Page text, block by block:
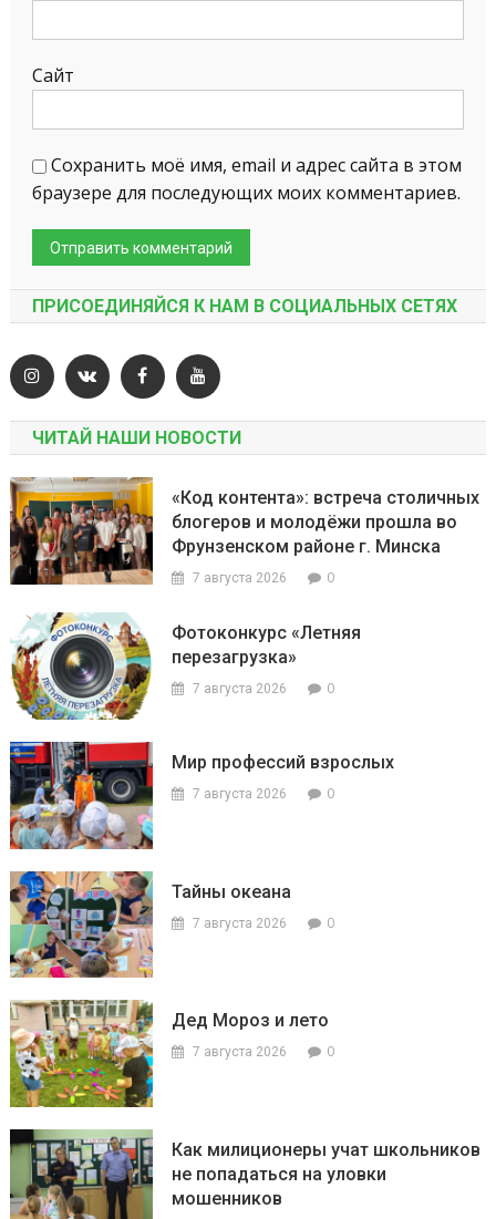
Сайт
Сохранить моё имя, email и адрес сайта в этом
браузере для последующих моих комментариев.
ПРИСОЕДИНЯЙСЯ К НАМ В СОЦИАЛЬНЫХ СЕТЯХ
ЧИТАЙ НАШИ НОВОСТИ
«Код контента»: встреча столичных
блогеров и молодёжи прошла во
Фрунзенском районе г. Минска
7 августа 2026 0
Фотоконкурс «Летняя
перезагрузка»
7 августа 2026 0
Мир профессий взрослых
7 августа 2026 0
Тайны океана
7 августа 2026 0
Дед Мороз и лето
7 августа 2026 0
Как милиционеры учат школьников
не попадаться на уловки
мошенников